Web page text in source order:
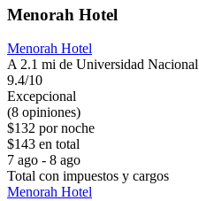
Menorah Hotel
Menorah Hotel
A 2.1 mi de Universidad
9.4/10
Excepcional
(8 opiniones)
$132 por noche
$143 en total
7 ago - 8 ago
Total con impuestos y cargos
Menorah Hotel